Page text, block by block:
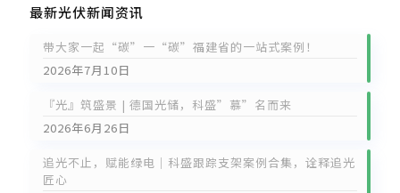
最新光伏新闻资讯
带大家一起“碳”一“碳”福建省的一站式案例！
2026年7月10日
『光』筑盛景 | 德国光储，科盛”慕”名而来
2026年6月26日
追光不止，赋能绿电｜科盛跟踪支架案例合集，诠释追光
匠心